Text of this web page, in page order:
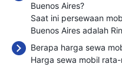
Buenos Aires?
Saat ini persewaan
Buenos Aires adalah
Berapa harga sewa
Harga sewa mobil